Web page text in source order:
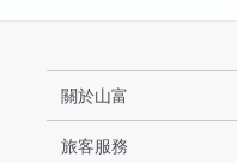
關於山富
旅客服務